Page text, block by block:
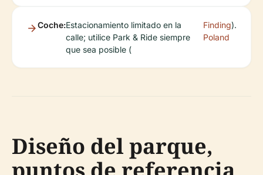
Coche:Estacionamiento limitado en la
calle; utilice Park & Ride siempre
que sea posible (
Finding
Poland
).
Diseño del parque,